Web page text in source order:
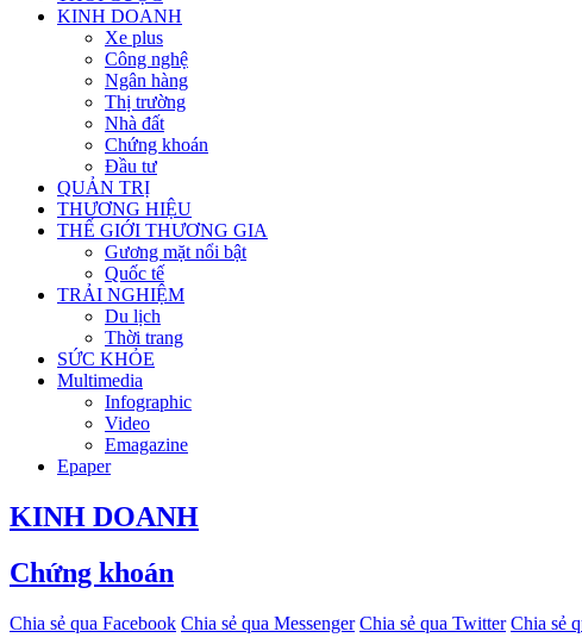
KINH DOANH
Xe plus
Công nghệ
Ngân hàng
Thị trường
Nhà đất
Chứng khoán
Đầu tư
QUẢN TRỊ
THƯƠNG HIỆU
THẾ GIỚI THƯƠNG GIA
Gương mặt nổi bật
Quốc tế
TRẢI NGHIỆM
Du lịch
Thời trang
SỨC KHỎE
Multimedia
Infographic
Video
Emagazine
Epaper
KINH DOANH
Chứng khoán
Chia sẻ qua Facebook Chia sẻ qua Messenger Chia sẻ qua Twitter Chia sẻ